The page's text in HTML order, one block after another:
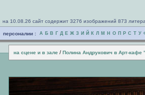
на 10.08.26 сайт содержит 3276 изображений 873
персоналии : А Б В Г Д Е Ж З И Й К Л М Н О П Р С Т У
на сцене и в зале / Полина Андрукович в Арт-кафе